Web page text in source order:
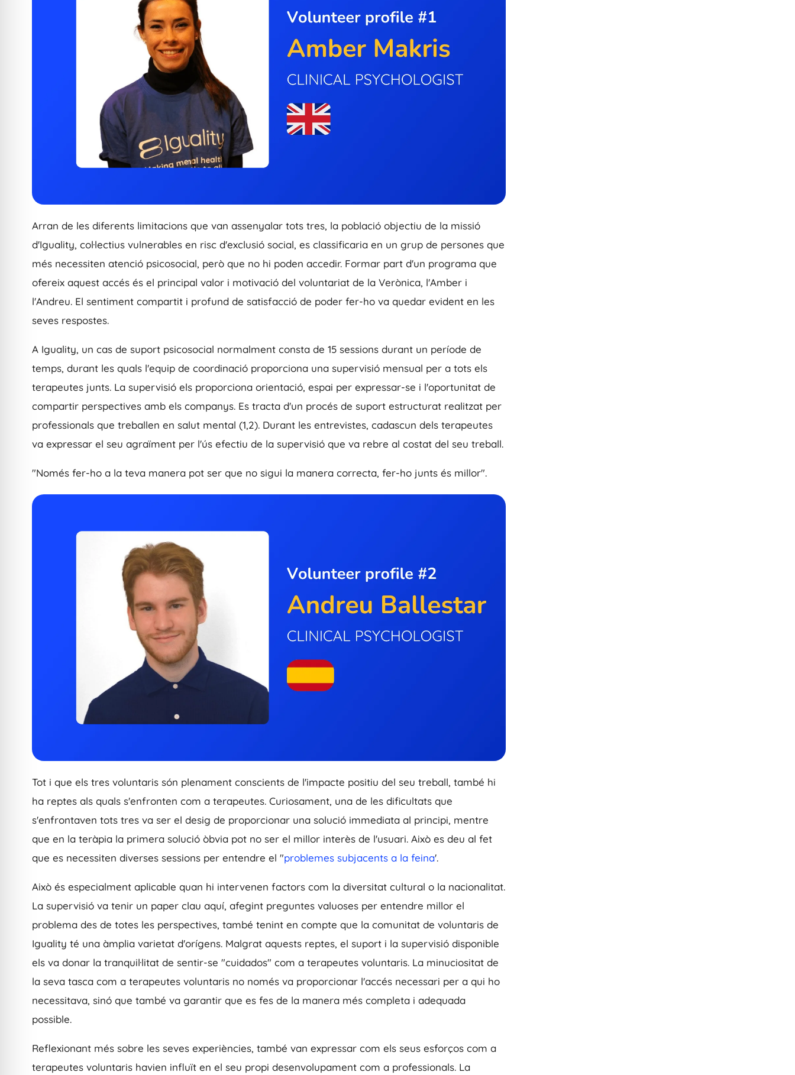
Arran de les diferents limitacions que van assenyalar tots tres, la població objectiu de la missió
d'Iguality, col·lectius vulnerables en risc d'exclusió social, es classificaria en un grup de persones que
més necessiten atenció psicosocial, però que no hi poden accedir. Formar part d'un programa que
ofereix aquest accés és el principal valor i motivació del voluntariat de la Verònica, l'Amber i
l'Andreu. El sentiment compartit i profund de satisfacció de poder fer-ho va quedar evident en les
seves respostes.
A Iguality, un cas de suport psicosocial normalment consta de 15 sessions durant un període de
temps, durant les quals l'equip de coordinació proporciona una supervisió mensual per a tots els
terapeutes junts. La supervisió els proporciona orientació, espai per expressar-se i l'oportunitat de
compartir perspectives amb els companys. Es tracta d'un procés de suport estructurat realitzat per
professionals que treballen en salut mental (1,2). Durant les entrevistes, cadascun dels terapeutes
va expressar el seu agraïment per l'ús efectiu de la supervisió que va rebre al costat del seu treball.
"Només fer-ho a la teva manera pot ser que no sigui la manera correcta, fer-ho junts és millor".
Tot i que els tres voluntaris són plenament conscients de l'impacte positiu del seu treball, també hi
ha reptes als quals s'enfronten com a terapeutes. Curiosament, una de les dificultats que
s'enfrontaven tots tres va ser el desig de proporcionar una solució immediata al principi, mentre
que en la teràpia la primera solució òbvia pot no ser el millor interès de l'usuari. Això es deu al fet
que es necessiten diverses sessions per entendre el "problemes subjacents a la feina'.
Això és especialment aplicable quan hi intervenen factors com la diversitat cultural o la nacionalitat.
La supervisió va tenir un paper clau aquí, afegint preguntes valuoses per entendre millor el
problema des de totes les perspectives, també tenint en compte que la comunitat de voluntaris de
Iguality té una àmplia varietat d'orígens. Malgrat aquests reptes, el suport i la supervisió disponible
els va donar la tranquil·litat de sentir-se "cuidados" com a terapeutes voluntaris. La minuciositat de
la seva tasca com a terapeutes voluntaris no només va proporcionar l'accés necessari per a qui ho
necessitava, sinó que també va garantir que es fes de la manera més completa i adequada
possible.
Reflexionant més sobre les seves experiències, també van expressar com els seus esforços com a
terapeutes voluntaris havien influït en el seu propi desenvolupament com a professionals. La